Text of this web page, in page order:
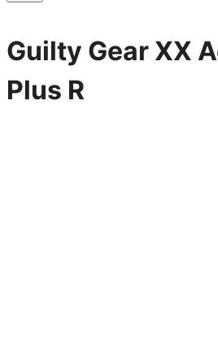
Guilty Gear XX
Plus R